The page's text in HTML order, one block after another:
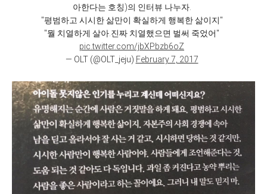
아한다는 호칭)의 인터뷰 나누자.
"평범하고 시시한 삶만이 확실하게 행복한 삶이지"
"뭘 치열하게 살아.진짜 치열했으면 벌써 죽었어"
pic.twitter.com/jbXPbzb6oZ
— OLT (@OLT_jeju) February 7, 2017